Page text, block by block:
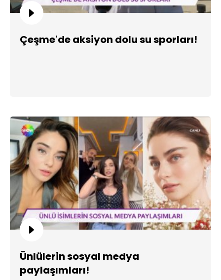
Çeşme'de aksiyon dolu su sporları!
Ünlülerin sosyal medya
paylaşımları!